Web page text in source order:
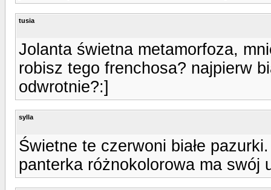
tusia
Jolanta świetna metamorfoza,
robisz tego frenchosa? najpierw
odwrotnie?:]
sylla
Świetne te czerwoni białe
panterka różnokolorowa ma swój